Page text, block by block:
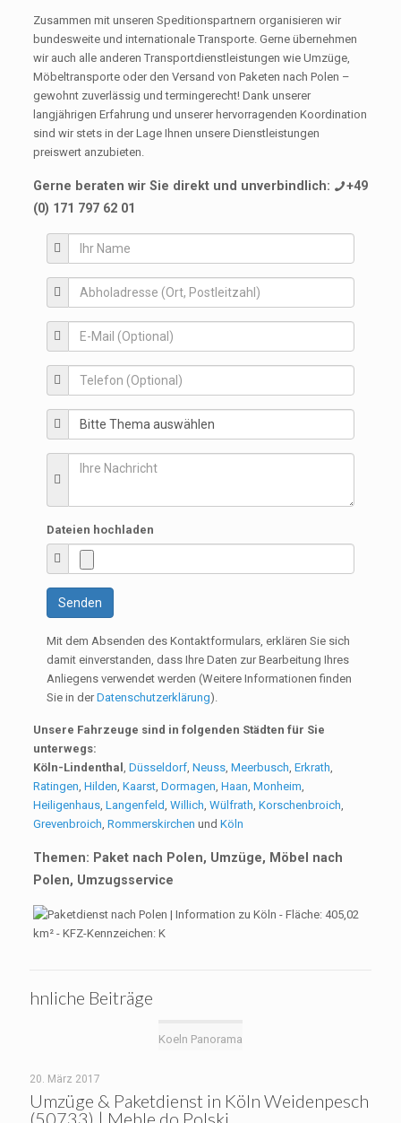
Zusammen mit unseren Speditionspartnern organisieren wir
bundesweite und internationale Transporte. Gerne übernehmen
wir auch alle anderen Transportdienstleistungen wie Umzüge,
Möbeltransporte oder den Versand von Paketen nach Polen –
gewohnt zuverlässig und termingerecht! Dank unserer
langjährigen Erfahrung und unserer hervorragenden Koordination
sind wir stets in der Lage Ihnen unsere Dienstleistungen
preiswert anzubieten.
Gerne beraten wir Sie direkt und unverbindlich:
+49
(0) 171 797 62 01
Dateien hochladen
Senden
Mit dem Absenden des Kontaktformulars, erklären Sie sich
damit einverstanden, dass Ihre Daten zur Bearbeitung Ihres
Anliegens verwendet werden (Weitere Informationen finden
Sie in derDatenschutzerklärung).
Unsere Fahrzeuge sind in folgenden Städten für Sie
unterwegs:
Köln-Lindenthal
Düsseldorf, Neuss, Meerbusch Erkrath
Ratingen Hilden Kaarst, Dormagen Haan Monheim
Heiligenhaus, Langenfeld Willich Wülfrath Korschenbroich
Grevenbroich Rommerskirchen und Köln
Themen: Paket nach Polen, Umzüge, Möbel nach
Polen, Umzugsservice
hnliche Beiträge
Koeln Panorama
20. März 2017
Umzüge & Paketdienst in Köln Weidenpesch
(50733) | Meble do Polski